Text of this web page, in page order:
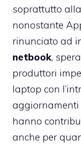
soprattutto
nonostante
rinunciato ad
netbook,
produttori
laptop con
hanno
anche per